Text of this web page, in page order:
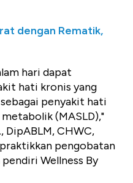
dengan Rematik,
hari dapat
hati kronis yang
penyakit hati
(MASLD),"
DipABLM, CHWC,
pengobatan
Wellness By